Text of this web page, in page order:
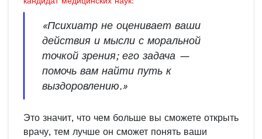
«Психиатр не оценивает ваши
действия и мысли с моральной
точкой зрения; его задача —
помочь вам найти путь к
выздоровлению.»
Это значит, что чем больше вы сможете открыть
врачу, тем лучше он сможет понять ваши